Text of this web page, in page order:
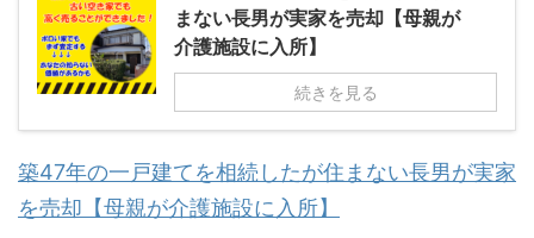
まない長男が実家を売却【母親が
介護施設に入所】
続きを見る
築47年の一戸建てを相続したが住まない長男が実家
を売却【母親が介護施設に入所】